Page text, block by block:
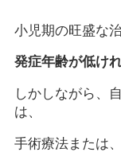
小児期の旺盛な
発症年齢が低け
しかしながら、
は、
手術療法または、